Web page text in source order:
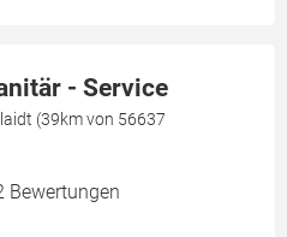
- Service
(39km von 56637
Bewertungen